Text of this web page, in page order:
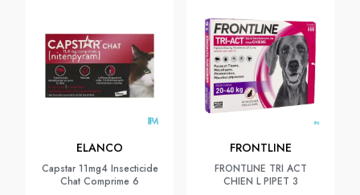
ELANCO
Capstar 11mg4 Insecticide
Chat Comprime 6
FRONTLINE
FRONTLINE TRI ACT
CHIEN L PIPET 3